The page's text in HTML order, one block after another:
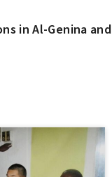
in Al-Genina